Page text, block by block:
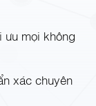
ưu mọi không
xác chuyên